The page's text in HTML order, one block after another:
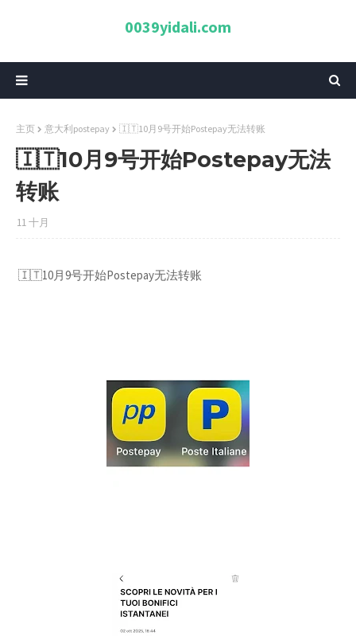
0039yidali.com
主页 意大利postepay 🇮🇹10月9号开始Postepay无法转账
🇮🇹10月9号开始Postepay无法
转账
11 十月
🇮🇹10月9号开始Postepay无法转账